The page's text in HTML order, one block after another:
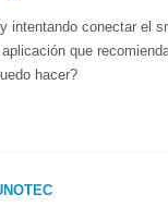
intentando conectar el
que
hacer?